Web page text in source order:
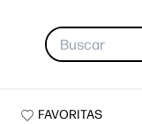
FAVORITAS